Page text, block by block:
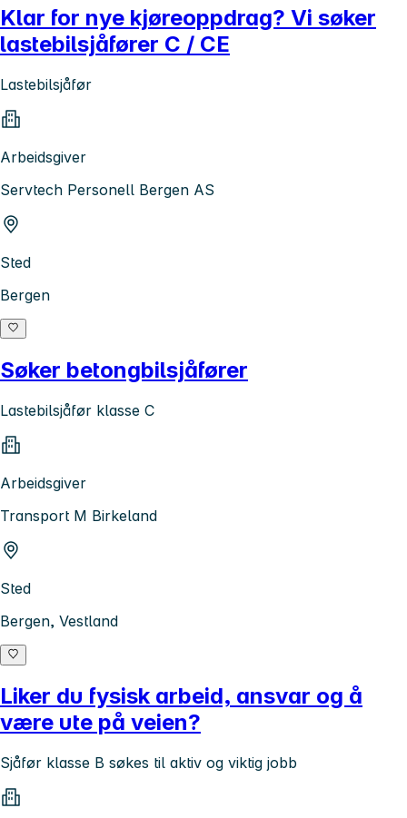
Klar for nye kjøreoppdrag? Vi søker
lastebilsjåfører C / CE
Lastebilsjåfør
Arbeidsgiver
Servtech Personell Bergen AS
Sted
Bergen
Søker betongbilsjåfører
Lastebilsjåfør klasse C
Arbeidsgiver
Transport M Birkeland
Sted
Bergen, Vestland
Liker du fysisk arbeid, ansvar og å
være ute på veien?
Sjåfør klasse B søkes til aktiv og viktig jobb